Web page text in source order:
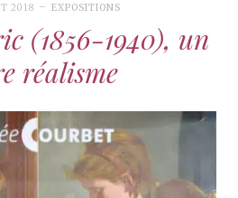
2018 EXPOSITIONS
(1856-1940), un
réalisme